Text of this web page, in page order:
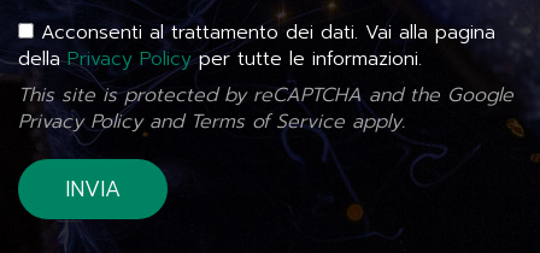
Acconsenti al trattamento dei dati. Vai alla pagina
dellaPrivacy Policyper tutte le informazioni.
This site is protected by reCAPTCHA and the Google
Privacy Policyand Terms of Service apply.